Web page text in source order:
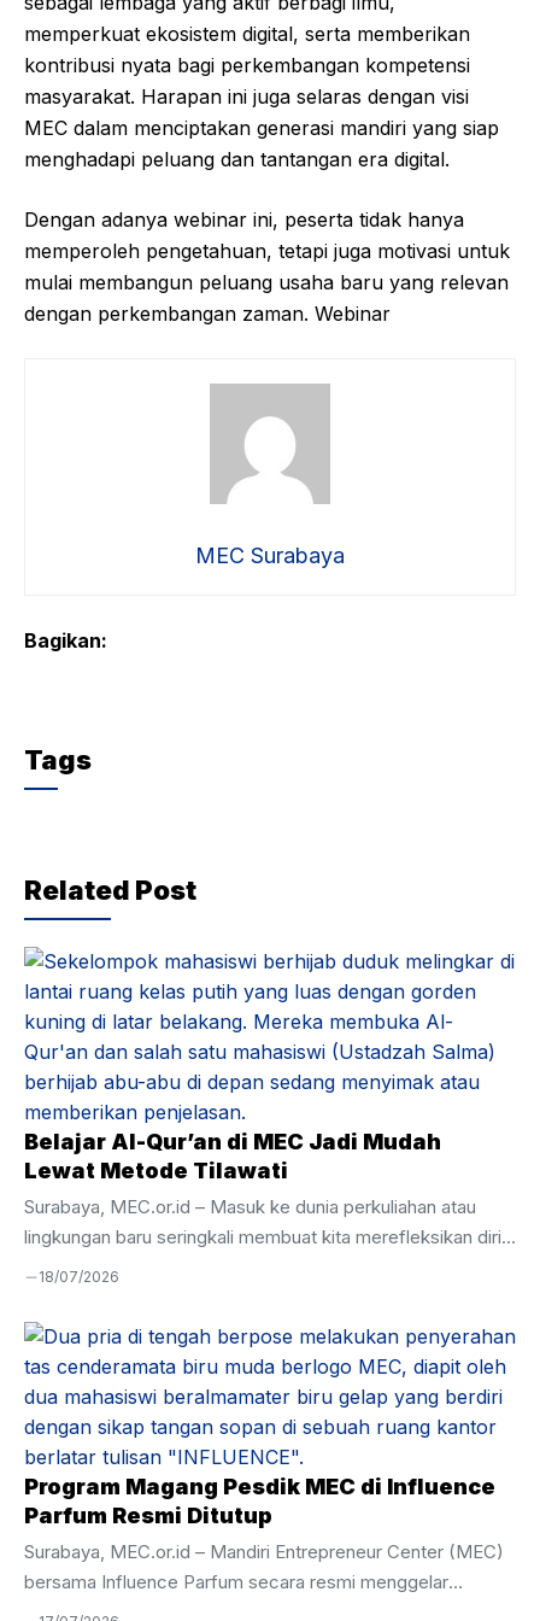
memperkuat ekosistem digital, serta memberikan
kontribusi nyata bagi perkembangan kompetensi
masyarakat. Harapan ini juga selaras dengan visi
MEC dalam menciptakan generasi mandiri yang siap
menghadapi peluang dan tantangan era digital.
Dengan adanya webinar ini, peserta tidak hanya
memperoleh pengetahuan, tetapi juga motivasi untuk
mulai membangun peluang usaha baru yang relevan
dengan perkembangan zaman. Webinar
MEC Surabaya
Bagikan:
Tags
Related Post
Belajar Al-Qur’an di MEC Jadi Mudah
Lewat Metode Tilawati
Surabaya, MEC.or.id – Masuk ke dunia perkuliahan atau
lingkungan baru seringkali membuat kita merefleksikan diri,
termasuk dalam urusan ibadah. Banyak dari kita yang
kemampuan membaca Al-Qur’an masih terbata-bata. Rasa
malu akhirnya menjadi penghambat utama untuk mulai
belajar lagi. Pengalaman berbeda justru dirasakan oleh para
peserta di Mandiri Entrepreneur Center (MEC). Di sini,
keterbatasan masa lalu bukan alasan untuk menghentikan
perkembangan. Melalui program keagamaan yang intensif,
belajar Al-Qur’an di MEC menjadi momen titik ...
18/07/2026
Program Magang Pesdik MEC di Influence
Parfum Resmi Ditutup
Surabaya, MEC.or.id – Mandiri Entrepreneur Center (MEC)
bersama Influence Parfum secara resmi menggelar
Penutupan Magang Influence Parfum pada Selasa, 7 Juli